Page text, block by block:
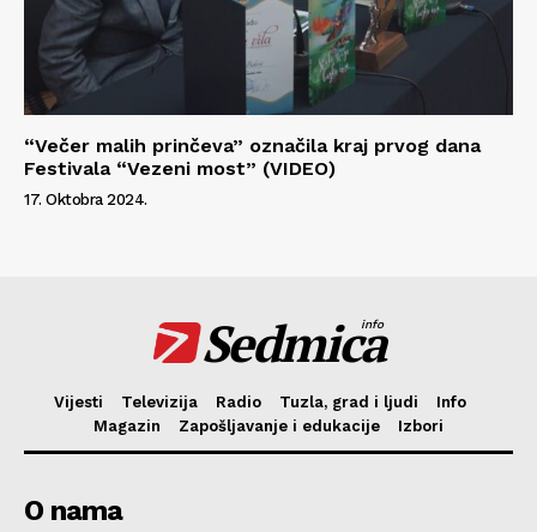
“Večer malih prinčeva” označila kraj prvog dana
Festivala “Vezeni most” (VIDEO)
17. Oktobra 2024.
Sedmica
info
Vijesti Televizija Radio Tuzla, grad i ljudi
Info
Magazin
Zapošljavanje i edukacije Izbori
O nama